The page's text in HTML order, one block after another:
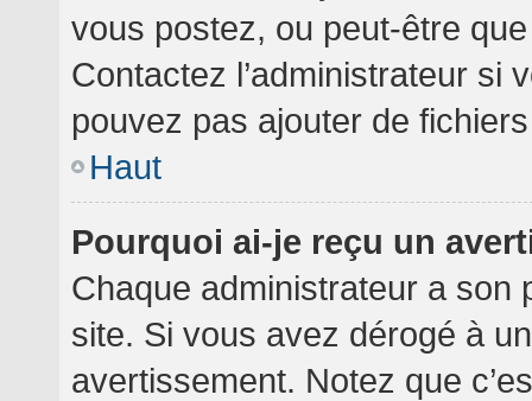
vous postez, ou peut-être
Contactez l’administrateur si
pouvez pas ajouter de
Haut
Pourquoi ai-je reçu un
Chaque administrateur a son
site. Si vous avez dérogé à
avertissement. Notez que